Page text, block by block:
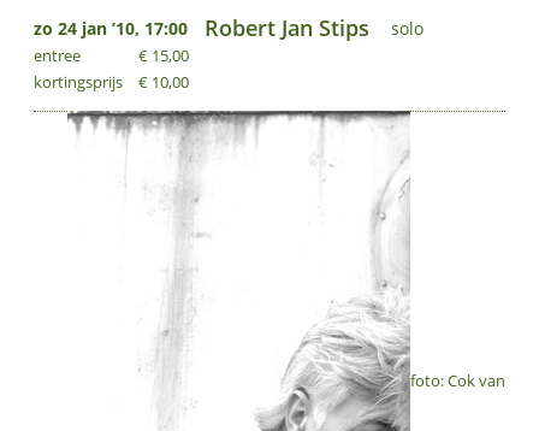
zo 24 jan ’10, 17:00 Robert Jan Stips solo
entree
kortingsprijs
€ 15,00
€ 10,00
foto: Cok van